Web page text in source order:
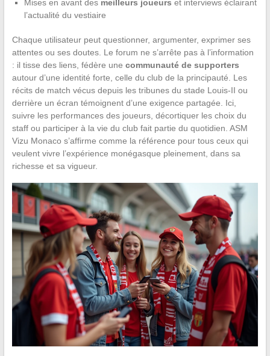
Mises en avant des meilleurs joueurs et interviews éclairant
l’actualité du vestiaire
Chaque utilisateur peut questionner, argumenter, exprimer ses
attentes ou ses doutes. Le forum ne s’arrête pas à l’information
: il tisse des liens, fédère une communauté de supporters
autour d’une identité forte, celle du club de la principauté. Les
récits de match vécus depuis les tribunes du stade Louis-II ou
derrière un écran témoignent d’une exigence partagée. Ici,
suivre les performances des joueurs, décortiquer les choix du
staff ou participer à la vie du club fait partie du quotidien. ASM
Vizu Monaco s’affirme comme la référence pour tous ceux qui
veulent vivre l’expérience monégasque pleinement, dans sa
richesse et sa vigueur.